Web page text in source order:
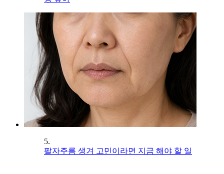
5.
팔자주름 생겨 고민이라면 지금 해야 할 일